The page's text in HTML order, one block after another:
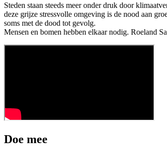
Steden staan steeds meer onder druk door
deze grijze stressvolle omgeving is de nood aan
soms met de dood tot gevolg.
Mensen en bomen hebben elkaar nodig. Roeland
Doe mee